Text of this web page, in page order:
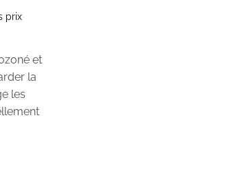
prix
et
la
les